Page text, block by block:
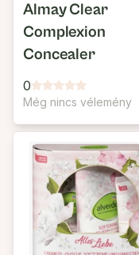
Almay Clear
Complexion
Concealer
0
Még nincs vélemény